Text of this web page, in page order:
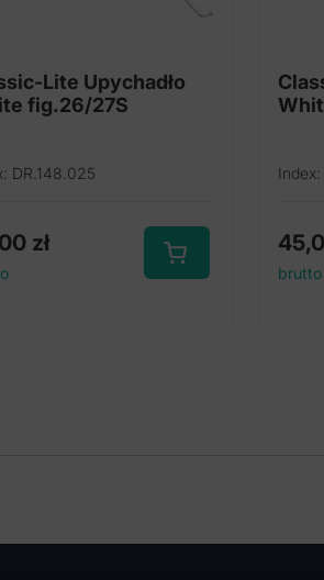
Lite Upychadło
fig.26/27S
DR.148.025
zł
brutto